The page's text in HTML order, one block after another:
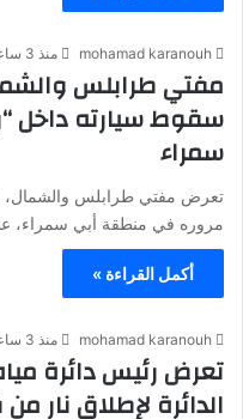
mohamad karanouh منذ 3 ساعات
مفتي طرابلس
سقوط سيارته داخل
سمراء
تعرض مفتي طرابلس والشمال،
مروره في منطقة أبي سمراء،
أكمل القراءة »
mohamad karanouh منذ 3 ساعات
تعرض رئيس دائرة
الدائرة لإطلاق نار